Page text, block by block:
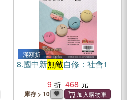
滿額折
8.國中新無敵自修：社會1
9
468
庫存 > 10